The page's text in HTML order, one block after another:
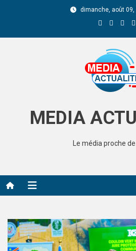
dimanche, août 09,
MEDIA
Le média proche